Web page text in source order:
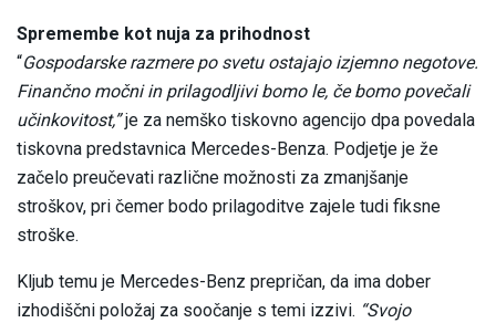
Spremembe kot nuja za prihodnost
“Gospodarske razmere po svetu ostajajo izjemno negotove.
Finančno močni in prilagodljivi bomo le, če bomo povečali
učinkovitost,”je za nemško tiskovno agencijo dpa povedala
tiskovna predstavnica Mercedes-Benza. Podjetje je že
začelo preučevati različne možnosti za zmanjšanje
stroškov, pri čemer bodo prilagoditve zajele tudi fiksne
stroške.
Kljub temu je Mercedes-Benz prepričan, da ima dober
izhodiščni položaj za soočanje s temi izzivi. “Svojo